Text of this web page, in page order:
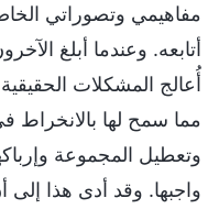
مفاهيمي وتصوراتي
أتابعه. وعندما أبلغ
أُعالج المشكلات
مما سمح لها بالانخراط
وتعطيل المجموعة
واجبها. وقد أدى هذا